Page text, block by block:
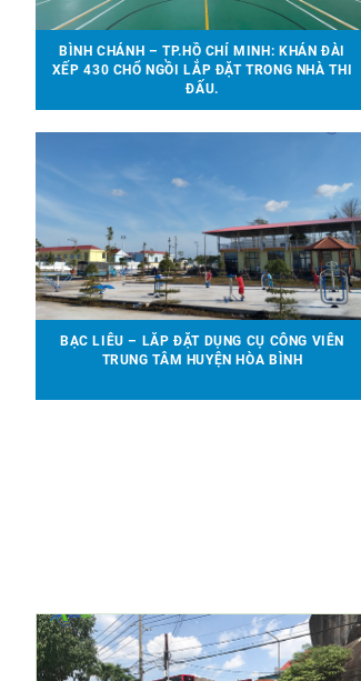
BÌNH CHÁNH – TP.HỒ CHÍ MINH: KHÁN ĐÀI
XẾP 430 CHỔ NGỒI LẮP ĐẶT TRONG NHÀ THI
ĐẤU.
BẠC LIÊU – LẮP ĐẶT DỤNG CỤ CÔNG VIÊN
TRUNG TÂM HUYỆN HÒA BÌNH